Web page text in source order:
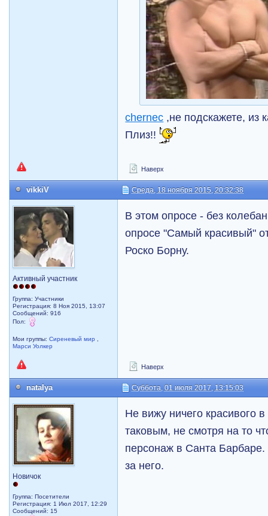
chernec ,не подскажете, из
Плиз!!
Наверх
vikkiV Среда, 18 ноября 2015, 20:32:38
Активный участник
Группа: Участники
Регистрация: 8 Ноя 2015, 13:07
Сообщений: 916
Пол:
Мои группы:Сиреневый мир
Марси Уолкер
В этом опросе - без
опросе "Самый красивый"
Роско Борну.
Наверх
natalya Суббота, 01 июля 2017, 13:15:03
Новичок
Группа: Посетители
Регистрация: 1 Июл 2017, 12:29
Сообщений: 15
Не вижу ничего красивого
таковым, не смотря на то
персонаж в Санта
за него.